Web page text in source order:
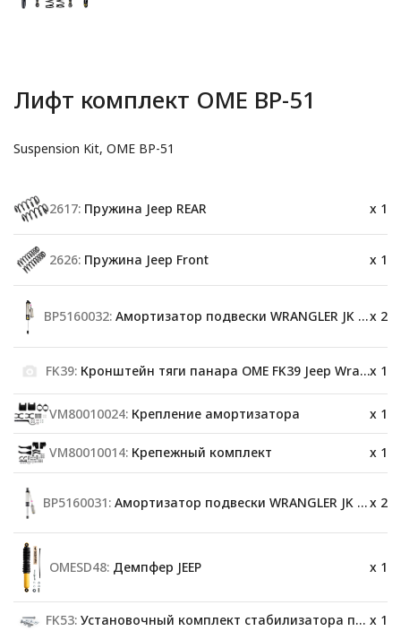
Лифт комплект OME BP-51
Suspension Kit, OME BP-51
2617: Пружина Jeep REAR x 1
2626: Пружина Jeep Front x 1
BP5160032: Амортизатор подвески WRANGLER JK REAR (2IN) x 2
FK39:Кронштейн тяги панара OME FK39 Jeep Wrangler JK x 1
VM80010024: Крепление амортизатора x 1
VM80010014: Крепежный комплект x 1
BP5160031: Амортизатор подвески WRANGLER JK FRONT (2IN) x 2
OMESD48: Демпфер JEEP x 1
FK53:Установочный комплект стабилизатора подвески x 1